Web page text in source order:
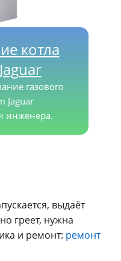
котла
газового
Jaguar
инженера.
выдаёт
греет, нужна
и ремонт: ремонт